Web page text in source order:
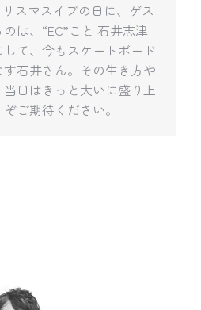
スマスイブの日に、ゲス
は、“EC”こと 石井志津
て、今もスケートボード
石井さん。その生き方や
日はきっと大いに盛り上
ご期待ください。